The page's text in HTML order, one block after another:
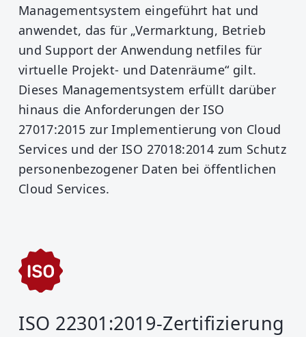
Managementsystem eingeführt hat und
anwendet, das für „Vermarktung, Betrieb
und Support der Anwendung netfiles für
virtuelle Projekt- und Datenräume“ gilt.
Dieses Managementsystem erfüllt darüber
hinaus die Anforderungen der ISO
27017:2015 zur Implementierung von Cloud
Services und der ISO 27018:2014 zum Schutz
personenbezogener Daten bei öffentlichen
Cloud Services.
ISO 22301:2019-Zertifizierung